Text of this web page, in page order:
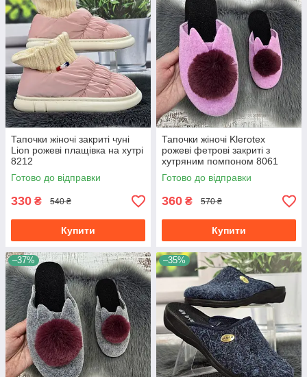
Тапочки жіночі закриті чуні
Lion рожеві плащівка на хутрі
8212
Готово до відправки
330 ₴ 540 ₴
Купити
Тапочки жіночі Klerotex
рожеві фетрові закриті з
хутряним помпоном 8061
Готово до відправки
360 ₴ 570 ₴
Купити
–37% –35%